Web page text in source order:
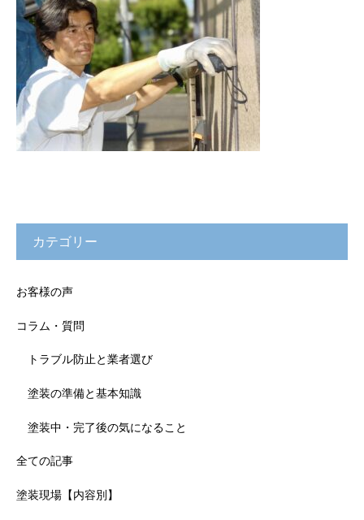
カテゴリー
お客様の声
コラム・質問
トラブル防止と業者選び
塗装の準備と基本知識
塗装中・完了後の気になること
全ての記事
塗装現場【内容別】